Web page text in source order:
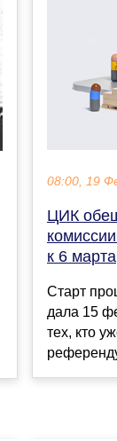
08:00, 19
ЦИК
к 6 марта
Старт
дала 15
тех, кто